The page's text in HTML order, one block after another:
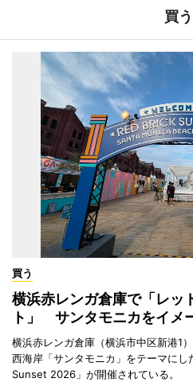
買う
買う
横浜赤レンガ倉庫で「レッ
ト」 サンタモニカをイメ
横浜赤レンガ倉庫（横浜市中区新港1
西海岸「サンタモニカ」をテーマに
Sunset 2026」が開催されている。